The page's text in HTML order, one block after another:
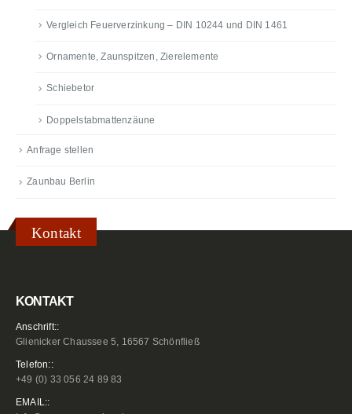
Vergleich Feuerverzinkung – DIN 10244 und DIN 1461
Ornamente, Zaunspitzen, Zierelemente
Schiebetor
Doppelstabmattenzäune
Anfrage stellen
Zaunbau Berlin
Kontakt
KONTAKT
Anschrift::
Glienicker Chaussee 5, 16567 Schönfließ
Telefon::
+49 (0) 33 056 24 89 83
EMAIL::